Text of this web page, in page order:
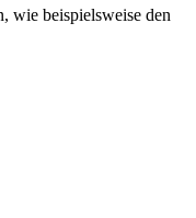
wie beispielsweise den